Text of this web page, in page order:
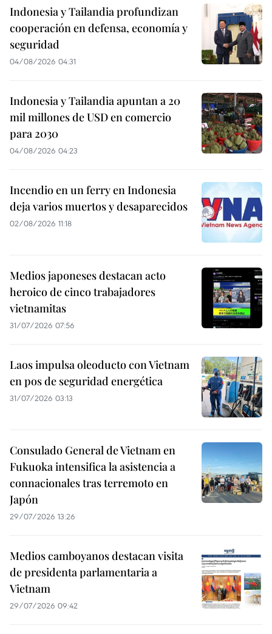
Indonesia y Tailandia profundizan
cooperación en defensa, economía y
seguridad
04/08/2026 04:31
Indonesia y Tailandia apuntan a 20
mil millones de USD en comercio
para 2030
04/08/2026 04:23
Incendio en un ferry en Indonesia
deja varios muertos y desaparecidos
02/08/2026 11:18
Medios japoneses destacan acto
heroico de cinco trabajadores
vietnamitas
31/07/2026 07:56
Laos impulsa oleoducto con Vietnam
en pos de seguridad energética
31/07/2026 03:13
Consulado General de Vietnam en
Fukuoka intensifica la asistencia a
connacionales tras terremoto en
Japón
29/07/2026 13:26
Medios camboyanos destacan visita
de presidenta parlamentaria a
Vietnam
29/07/2026 09:42